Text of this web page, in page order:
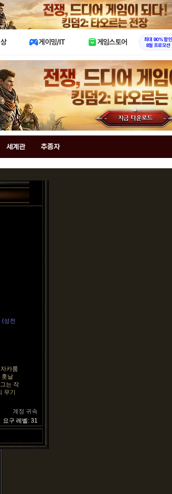
X
게이밍/IT 게임스토어
최대 90% 할인
8월 프로모션
세계관 추종자
성전
카룸
훗날
는 작
무기
계정 귀속
요구 레벨: 31